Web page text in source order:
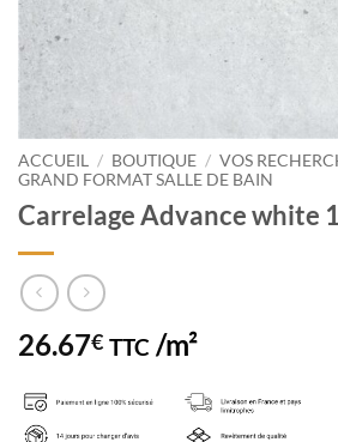
ACCUEIL / BOUTIQUE / VOS
GRAND FORMAT SALLE DE BAIN
Carrelage Advance white
26.67€ TTC /m²